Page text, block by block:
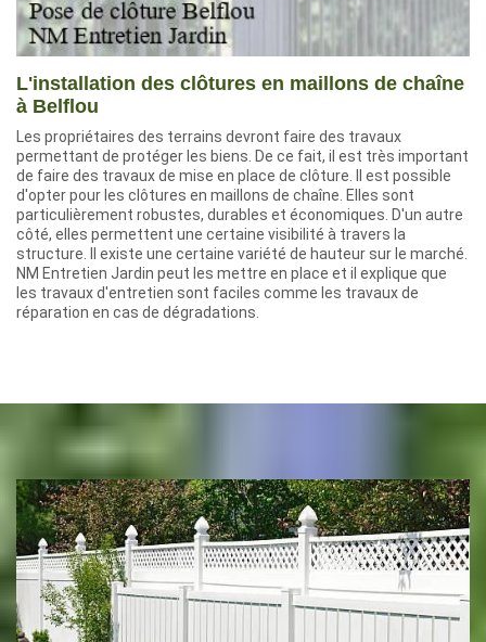
L'installation des clôtures en maillons de chaîne
à Belflou
Les propriétaires des terrains devront faire des travaux
permettant de protéger les biens. De ce fait, il est très important
de faire des travaux de mise en place de clôture. Il est possible
d'opter pour les clôtures en maillons de chaîne. Elles sont
particulièrement robustes, durables et économiques. D'un autre
côté, elles permettent une certaine visibilité à travers la
structure. Il existe une certaine variété de hauteur sur le marché.
NM Entretien Jardin peut les mettre en place et il explique que
les travaux d'entretien sont faciles comme les travaux de
réparation en cas de dégradations.